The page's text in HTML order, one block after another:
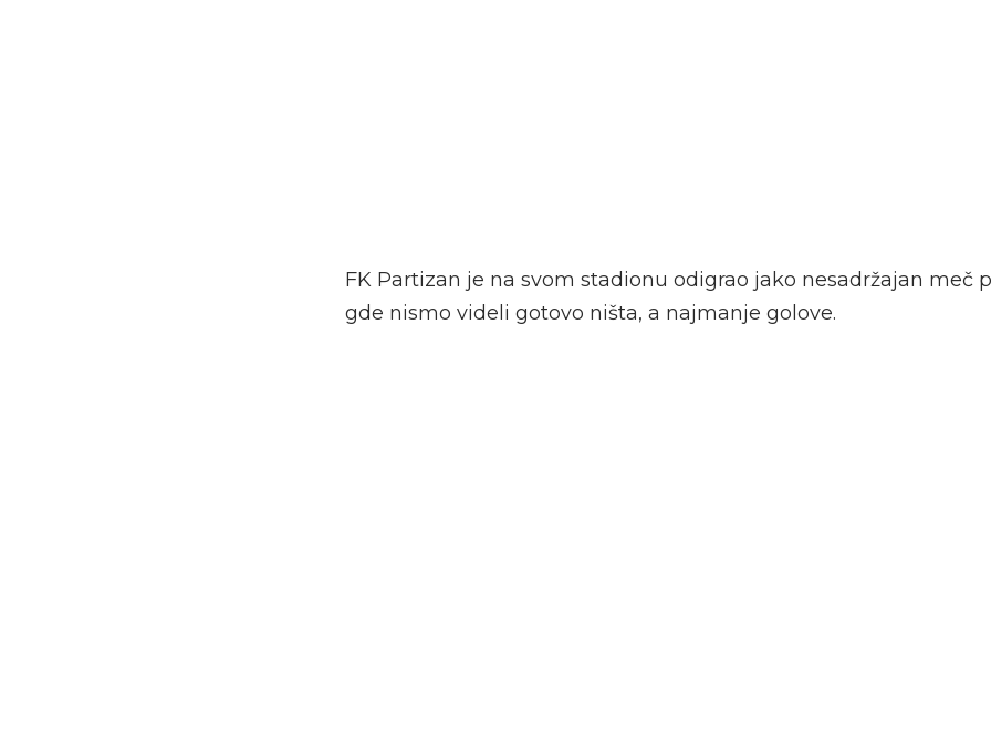
FK Partizan je na svom stadionu odigrao jako nesadržajan meč
gde nismo videli gotovo ništa, a najmanje golove.